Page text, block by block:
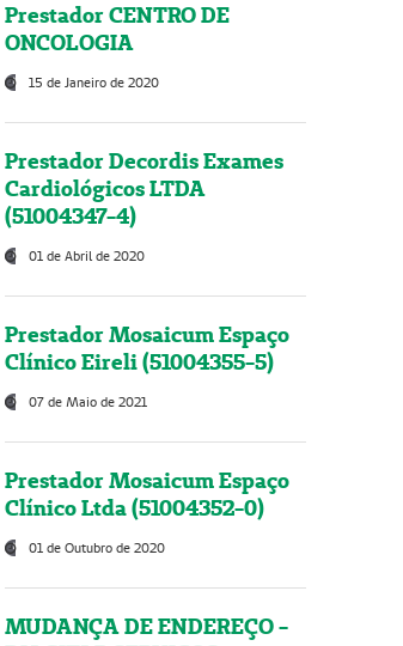
Prestador CENTRO DE
ONCOLOGIA
15 de Janeiro de 2020
Prestador Decordis Exames
Cardiológicos LTDA
(51004347-4)
01 de Abril de 2020
Prestador Mosaicum Espaço
Clínico Eireli (51004355-5)
07 de Maio de 2021
Prestador Mosaicum Espaço
Clínico Ltda (51004352-0)
01 de Outubro de 2020
MUDANÇA DE ENDEREÇO -